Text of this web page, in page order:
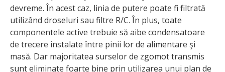
devreme. În acest caz, linia de putere poate fi filtrată
utilizând droseluri sau filtre R/C. În plus, toate
componentele active trebuie să aibe condensatoare
de trecere instalate între pinii lor de alimentare şi
masă. Dar majoritatea surselor de zgomot transmis
sunt eliminate foarte bine prin utilizarea unui plan de